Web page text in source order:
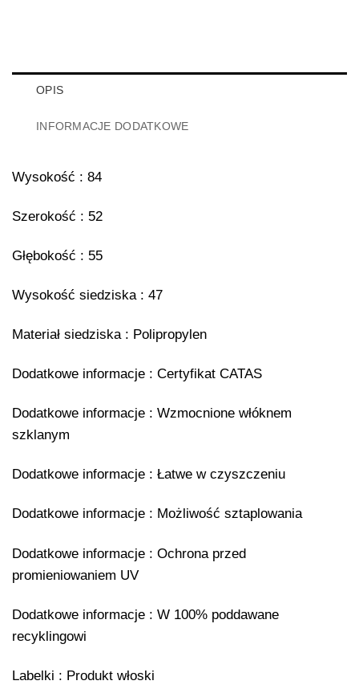
OPIS
INFORMACJE DODATKOWE
Wysokość : 84
Szerokość : 52
Głębokość : 55
Wysokość siedziska : 47
Materiał siedziska : Polipropylen
Dodatkowe informacje : Certyfikat CATAS
Dodatkowe informacje : Wzmocnione włóknem
szklanym
Dodatkowe informacje : Łatwe w czyszczeniu
Dodatkowe informacje : Możliwość sztaplowania
Dodatkowe informacje : Ochrona przed
promieniowaniem UV
Dodatkowe informacje : W 100% poddawane
recyklingowi
Labelki : Produkt włoski